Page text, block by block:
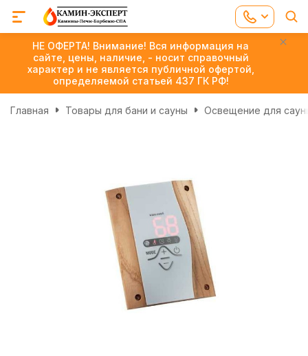
НЕ ОФЕРТА! Внимание! Вся информация на
сайте, цены, наличие, - носит справочный
характер и не является публичной офертой,
определяемой статьей 437 ГК РФ!
Главная Товары для бани и сауны Освещение для